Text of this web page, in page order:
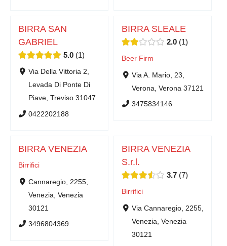
BIRRA SAN
GABRIEL
5.0 1
Via Della Vittoria 2,
Levada Di Ponte Di
Piave, Treviso 31047
0422202188
BIRRA SLEALE
2.0 1
Beer Firm
Via A. Mario, 23,
Verona, Verona 37121
3475834146
BIRRA VENEZIA
Birrifici
Cannaregio, 2255,
Venezia, Venezia
30121
3496804369
BIRRA VENEZIA
S.r.l.
3.7 7
Birrifici
Via Cannaregio, 2255,
Venezia, Venezia
30121